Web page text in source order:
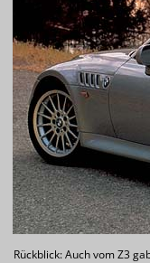
Rückblick: Auch vom Z3